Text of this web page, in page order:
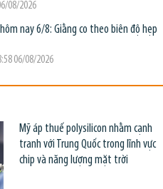
08/2026
nay 6/8: Giằng co theo biên độ hẹp
06/08/2026
Mỹ áp thuế polysilicon nhằm cạnh
tranh với Trung Quốc trong lĩnh vực
chip và năng lượng mặt trời